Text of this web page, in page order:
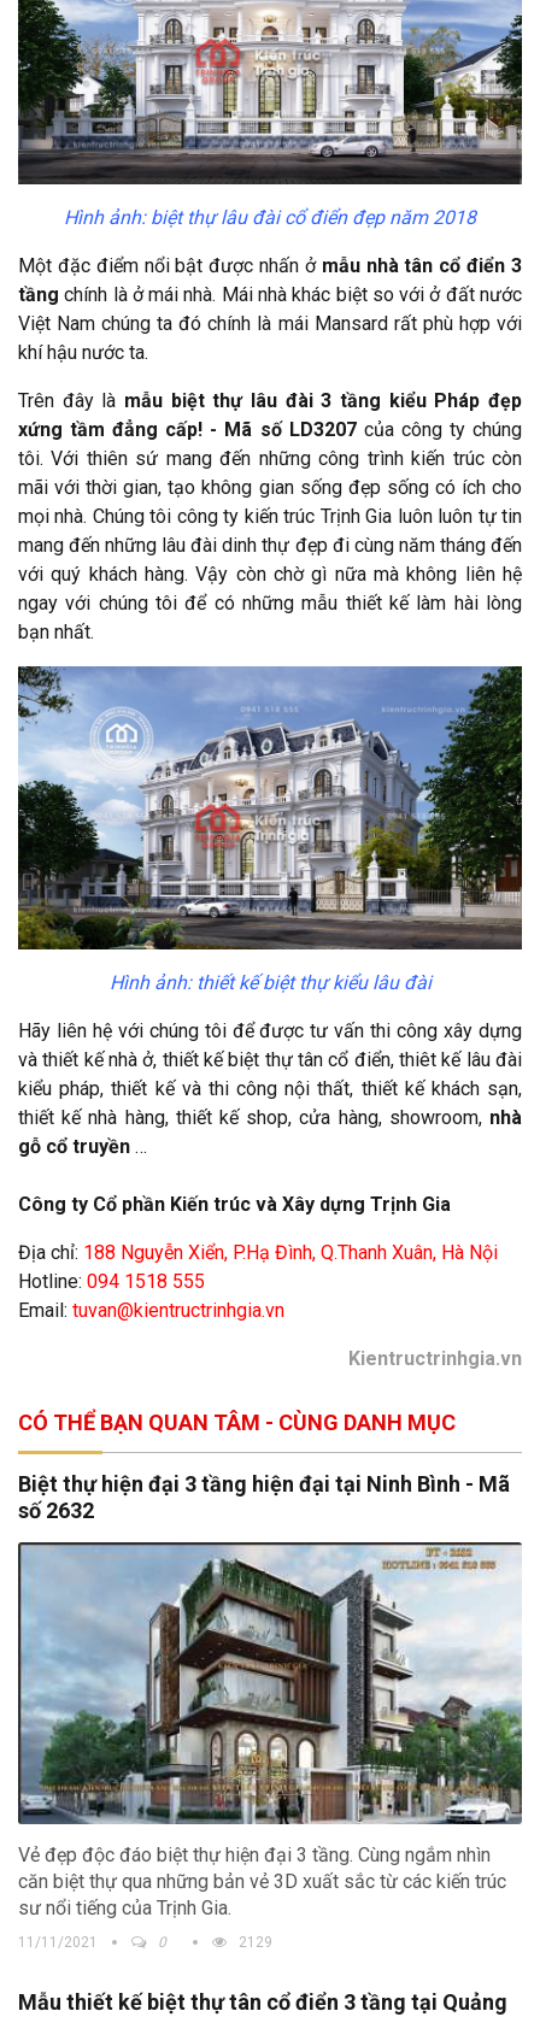
Hình ảnh: biệt thự lâu đài cổ điển đẹp năm 2018
Một đặc điểm nổi bật được nhấn ở mẫu nhà tân cổ điển 3
tầng chính là ở mái nhà. Mái nhà khác biệt so với ở đất nước
Việt Nam chúng ta đó chính là mái Mansard rất phù hợp với
khí hậu nước ta.
Trên đây là mẫu biệt thự lâu đài 3 tầng kiểu Pháp đẹp
xứng tầm đẳng cấp! - Mã số LD3207 của công ty chúng
tôi. Với thiên sứ mang đến những công trình kiến trúc còn
mãi với thời gian, tạo không gian sống đẹp sống có ích cho
mọi nhà. Chúng tôi công ty kiến trúc Trịnh Gia luôn luôn tự tin
mang đến những lâu đài dinh thự đẹp đi cùng năm tháng đến
với quý khách hàng. Vậy còn chờ gì nữa mà không liên hệ
ngay với chúng tôi để có những mẫu thiết kế làm hài lòng
bạn nhất.
Hình ảnh: thiết kế biệt thự kiểu lâu đài
Hãy liên hệ với chúng tôi để được tư vấn thi công xây dựng
và thiết kế nhà ở, thiết kế biệt thự tân cổ điển, thiêt kế lâu đài
kiểu pháp, thiết kế và thi công nội thất, thiết kế khách sạn,
thiết kế nhà hàng, thiết kế shop, cửa hàng, showroom, nhà
gỗ cổ truyền …
Công ty Cổ phần Kiến trúc và Xây dựng Trịnh Gia
Địa chỉ: 188 Nguyễn Xiển, P.Hạ Đình, Q.Thanh Xuân, Hà Nội
Hotline: 094 1518 555
Email: tuvan@kientructrinhgia.vn
Kientructrinhgia.vn
CÓ THỂ BẠN QUAN TÂM - CÙNG DANH MỤC
Biệt thự hiện đại 3 tầng hiện đại tại Ninh Bình - Mã
số 2632
Vẻ đẹp độc đáo biệt thự hiện đại 3 tầng. Cùng ngắm nhìn
căn biệt thự qua những bản vẻ 3D xuất sắc từ các kiến trúc
sư nổi tiếng của Trịnh Gia.
11/11/2021 0 2129
Mẫu thiết kế biệt thự tân cổ điển 3 tầng tại Quảng